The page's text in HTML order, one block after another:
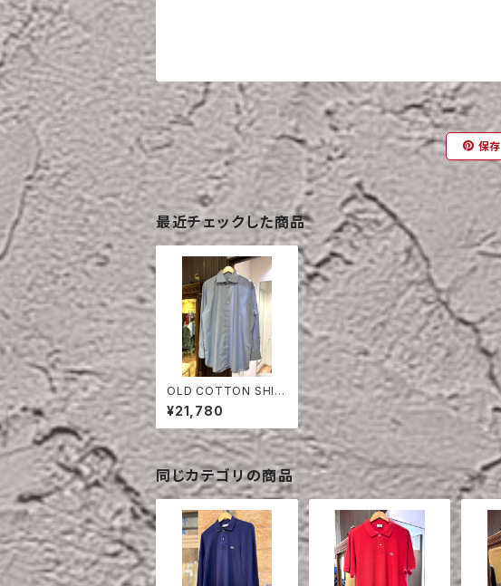
保存
最近チェックした商品
OLD COTTON SHIR
T
¥21,780
同じカテゴリの商品